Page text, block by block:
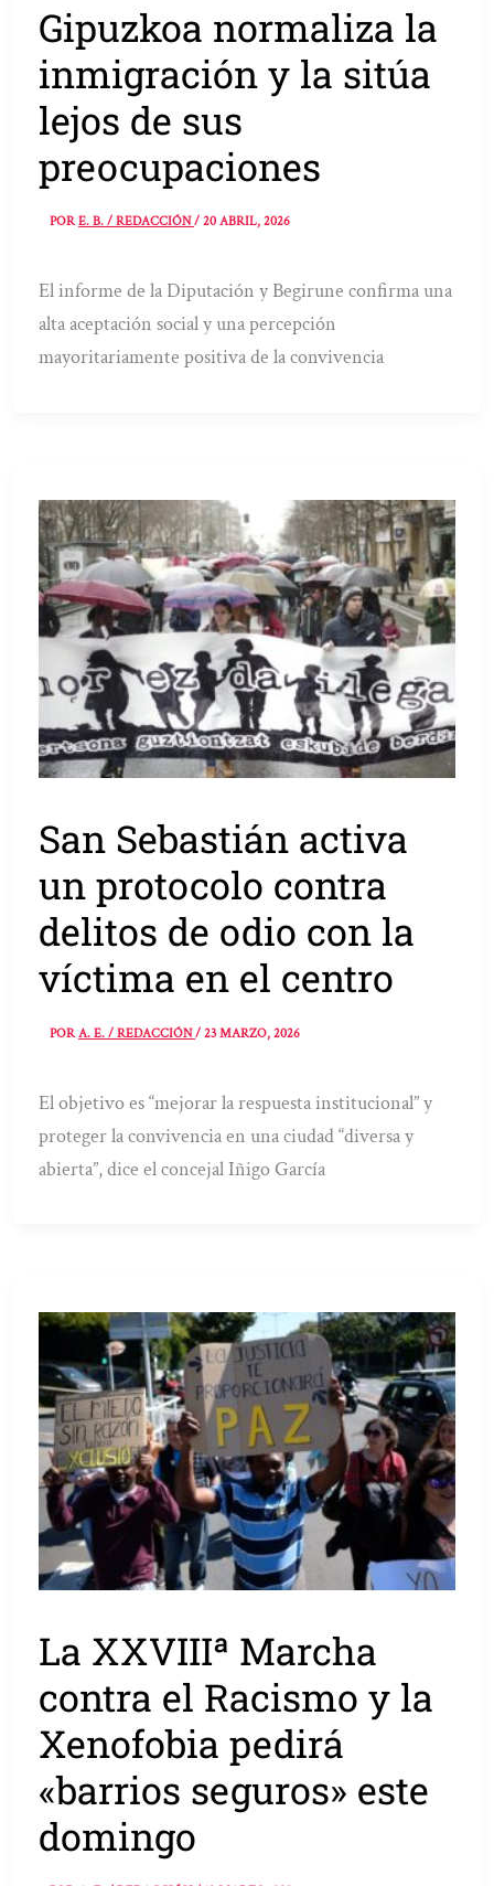
Gipuzkoa normaliza la
inmigración y la sitúa
lejos de sus
preocupaciones
PORE. B. / REDACCIÓN/20 ABRIL, 2026
El informe de la Diputación y Begirune confirma una
alta aceptación social y una percepción
mayoritariamente positiva de la convivencia
San Sebastián activa
un protocolo contra
delitos de odio con la
víctima en el centro
PORA. E. / REDACCIÓN/23 MARZO, 2026
El objetivo es “mejorar la respuesta institucional” y
proteger la convivencia en una ciudad “diversa y
abierta”, dice el concejal Iñigo García
La XXVIIIª Marcha
contra el Racismo y la
Xenofobia pedirá
«barrios seguros» este
domingo